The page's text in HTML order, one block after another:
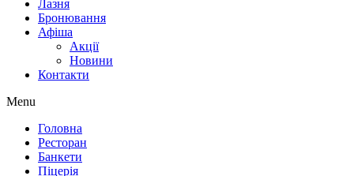
Лазня
Бронювання
Афіша
Акції
Новини
Контакти
Menu
Головна
Ресторан
Банкети
Піцерія